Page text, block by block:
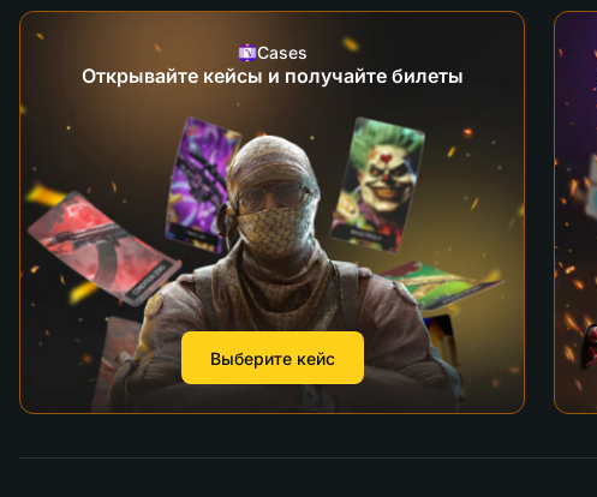
Cases
Открывайте кейсы и получайте билеты
Выберите кейс